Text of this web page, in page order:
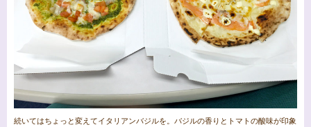
続いてはちょっと変えてイタリアンバジルを。バジルの香りとトマトの酸味が印象